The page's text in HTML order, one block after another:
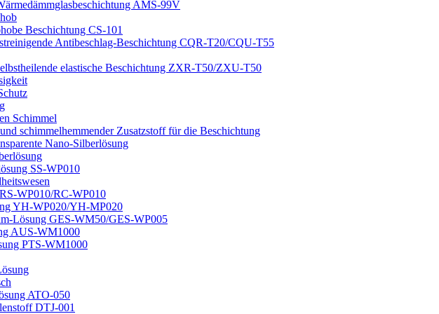
AMS-99V
Beschichtung CS-101
Antibeschlag-Beschichtung CQR-T20/CQU-T55
elastische Beschichtung ZXR-T50/ZXU-T50
Schimmel
schimmelhemmender Zusatzstoff für die Beschichtung
Nano-Silberlösung
SS-WP010
WP010/RC-WP010
YH-WP020/YH-MP020
Lösung GES-WM50/GES-WP005
AUS-WM1000
PTS-WM1000
ATO-050
DTJ-001